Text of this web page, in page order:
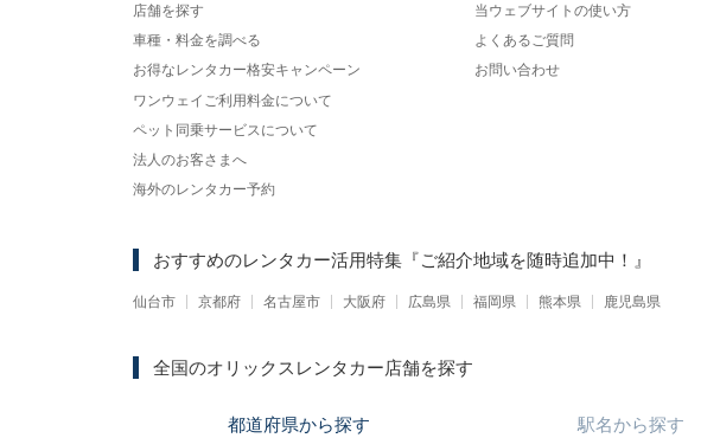
店舗を探す
車種・料金を調べる
お得なレンタカー格安キャンペーン
ワンウェイご利用料金について
ペット同乗サービスについて
法人のお客さまへ
海外のレンタカー予約
当ウェブサイトの使い方
よくあるご質問
お問い合わせ
おすすめのレンタカー活用特集 『ご紹介地域を随時追加中！』
仙台市 京都府 名古屋市 大阪府 広島県 福岡県 熊本県 鹿児島県
全国のオリックスレンタカー店舗を探す
都道府県から探す 駅名から探す